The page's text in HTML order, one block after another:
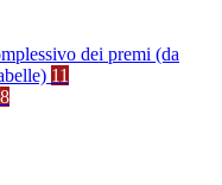
dei premi (da
11
8